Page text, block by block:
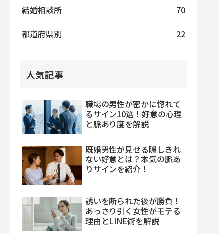
結婚相談所
70
都道府県別
22
人気記事
職場の男性が密かに惚れて
るサイン10選！好意の心理
と脈あり度を解説
既婚男性が見せる隠しきれ
ない好意とは？本気の脈あ
りサインを紹介！
誘いを断られた後が勝負！
あっさり引く女性がモテる
理由とLINE術を解説